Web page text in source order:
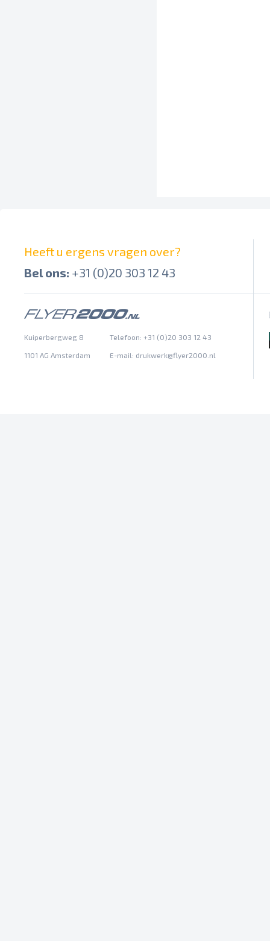
Heeft u ergens vragen over?
Bel ons: +31 (0)20 303 12 43
Kuiperbergweg 8 Telefoon: +31 (0)20 303 12 43
1101 AG Amsterdam E-mail: drukwerk@flyer2000.nl